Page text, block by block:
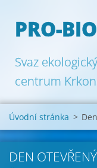
PRO-BIO
Svaz
centrum
Úvodní stránka >
DEN